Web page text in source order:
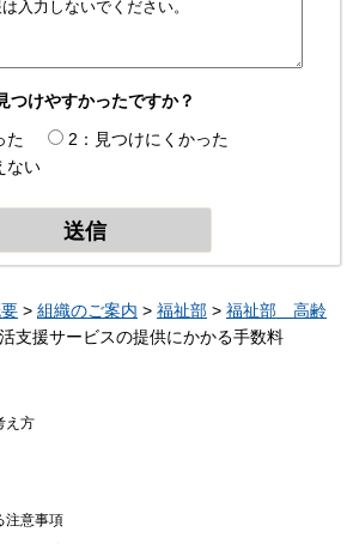
つけやすかったですか？
た
2：見つけにくかった
ない
> 組織のご案内 > 福祉部 > 福祉部 高齢
支援サービスの提供にかかる手数料
え方
注意事項